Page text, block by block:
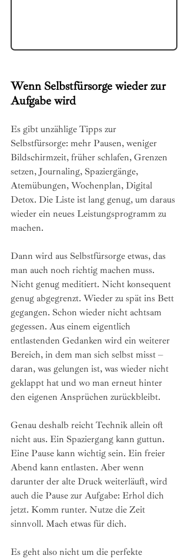
Wenn Selbstfürsorge wieder zur
Aufgabe wird
Es gibt unzählige Tipps zur
Selbstfürsorge: mehr Pausen, weniger
Bildschirmzeit, früher schlafen, Grenzen
setzen, Journaling, Spaziergänge,
Atemübungen, Wochenplan, Digital
Detox. Die Liste ist lang genug, um daraus
wieder ein neues Leistungsprogramm zu
machen.
Dann wird aus Selbstfürsorge etwas, das
man auch noch richtig machen muss.
Nicht genug meditiert. Nicht konsequent
genug abgegrenzt. Wieder zu spät ins Bett
gegangen. Schon wieder nicht achtsam
gegessen. Aus einem eigentlich
entlastenden Gedanken wird ein weiterer
Bereich, in dem man sich selbst misst –
daran, was gelungen ist, was wieder nicht
geklappt hat und wo man erneut hinter
den eigenen Ansprüchen zurückbleibt.
Genau deshalb reicht Technik allein oft
nicht aus. Ein Spaziergang kann guttun.
Eine Pause kann wichtig sein. Ein freier
Abend kann entlasten. Aber wenn
darunter der alte Druck weiterläuft, wird
auch die Pause zur Aufgabe: Erhol dich
jetzt. Komm runter. Nutze die Zeit
sinnvoll. Mach etwas für dich.
Es geht also nicht um die perfekte